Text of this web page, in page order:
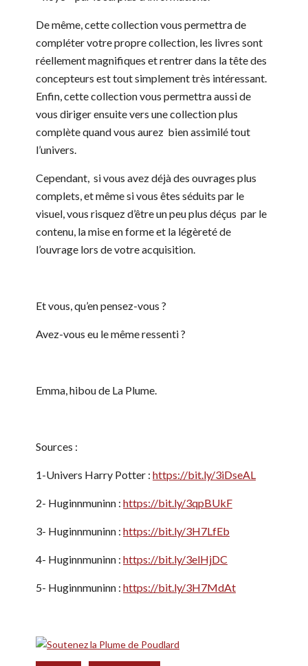
De même, cette collection vous permettra de
compléter votre propre collection, les livres sont
réellement magnifiques et rentrer dans la tête des
concepteurs est tout simplement très intéressant.
Enfin, cette collection vous permettra aussi de
vous diriger ensuite vers une collection plus
complète quand vous aurez bien assimilé tout
l’univers.
Cependant, si vous avez déjà des ouvrages plus
complets, et même si vous êtes séduits par le
visuel, vous risquez d’être un peu plus déçus par le
contenu, la mise en forme et la légèreté de
l’ouvrage lors de votre acquisition.
Et vous, qu’en pensez-vous ?
Avez-vous eu le même ressenti ?
Emma, hibou de La Plume.
Sources :
1-Univers Harry Potter : https://bit.ly/3iDseAL
2- Huginnmuninn : https://bit.ly/3qpBUkF
3- Huginnmuninn : https://bit.ly/3H7LfEb
4- Huginnmuninn : https://bit.ly/3elHjDC
5- Huginnmuninn : https://bit.ly/3H7MdAt